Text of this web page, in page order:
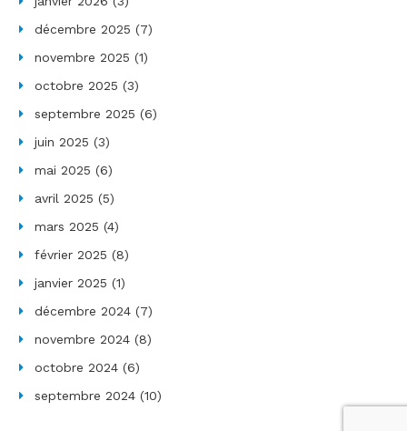
décembre 2025 (7)
novembre 2025 (1)
octobre 2025 (3)
septembre 2025 (6)
juin 2025 (3)
mai 2025 (6)
avril 2025 (5)
mars 2025 (4)
février 2025 (8)
janvier 2025 (1)
décembre 2024 (7)
novembre 2024 (8)
octobre 2024 (6)
septembre 2024 (10)